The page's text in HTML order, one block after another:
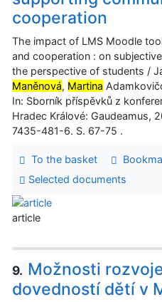
cooperation
The impact of LMS Moodle
and cooperation : on
the perspective of students /
Maněnová, Martina
In: Sborník příspěvků z
Hradec Králové: Gaudeamus,
7435-481-6. S. 67-75 .
To the basket
Selected documents
article
9. Možnosti
dovedností dětí v